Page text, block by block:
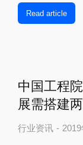
Read article
中国工程
展需搭建
行业资讯